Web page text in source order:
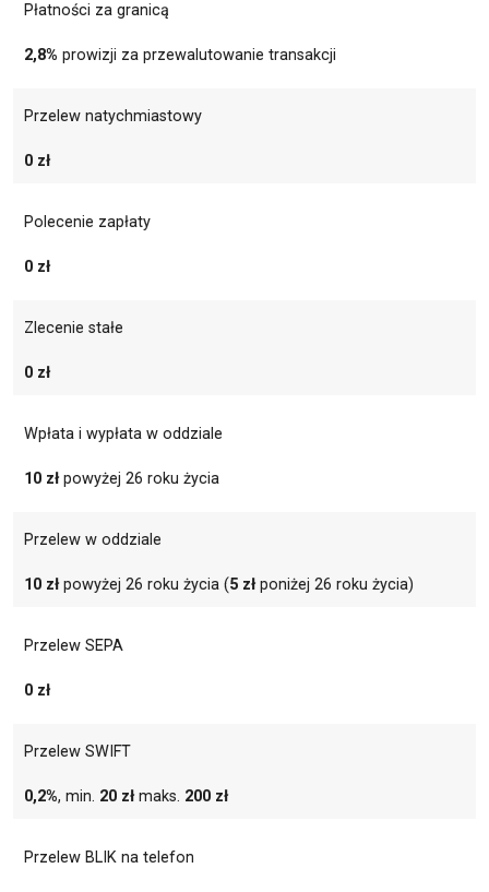
Płatności za granicą
2,8% prowizji za przewalutowanie transakcji
Przelew natychmiastowy
0 zł
Polecenie zapłaty
0 zł
Zlecenie stałe
0 zł
Wpłata i wypłata w oddziale
10 złpowyżej 26 roku życia
Przelew w oddziale
10 złpowyżej 26 roku życia (5 złponiżej 26 roku życia)
Przelew SEPA
0 zł
Przelew SWIFT
0,2%, min. 20 złmaks. 200 zł
Przelew BLIK na telefon